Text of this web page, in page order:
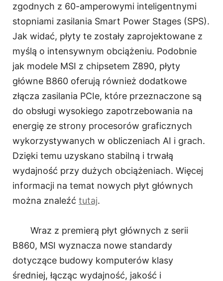
zgodnych z 60-amperowymi inteligentnymi
stopniami zasilania Smart Power Stages (SPS).
Jak widać, płyty te zostały zaprojektowane z
myślą o intensywnym obciążeniu. Podobnie
jak modele MSI z chipsetem Z890, płyty
główne B860 oferują również dodatkowe
złącza zasilania PCIe, które przeznaczone są
do obsługi wysokiego zapotrzebowania na
energię ze strony procesorów graficznych
wykorzystywanych w obliczeniach AI i grach.
Dzięki temu uzyskano stabilną i trwałą
wydajność przy dużych obciążeniach. Więcej
informacji na temat nowych płyt głównych
można znaleźć tutaj.
Wraz z premierą płyt głównych z serii
B860, MSI wyznacza nowe standardy
dotyczące budowy komputerów klasy
średniej, łącząc wydajność, jakość i